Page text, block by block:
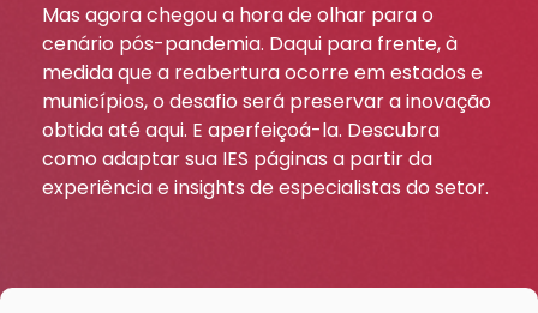
Mas agora chegou a hora de olhar para o
cenário pós-pandemia. Daqui para frente, à
medida que a reabertura ocorre em estados e
municípios, o desafio será preservar a inovação
obtida até aqui. E aperfeiçoá-la. Descubra
como adaptar sua IES páginas a partir da
experiência e insights de especialistas do setor.